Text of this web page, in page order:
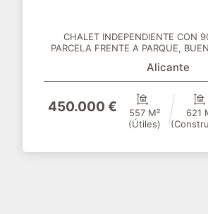
CHALET INDEPENDIENTE CON
PARCELA FRENTE A PARQUE,
Alicante
450.000 €
557 M²
(útiles)
621